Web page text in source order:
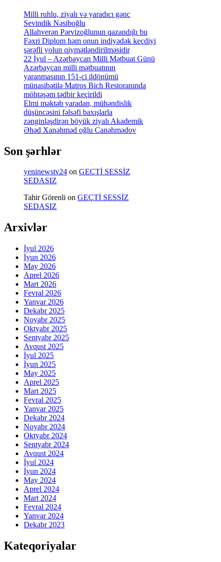
Milli ruhlu, ziyalı və yaradıcı gənc
Sevindik Nəsiboğlu
Allahverən Pərvizoğlunun qazandığı bu
Fəxri Diplom həm onun indiyədək keçdiyi
şərəfli yolun qiymətləndirilməsidir
22 İyul – Azərbaycan Milli Mətbuat Günü
Azərbaycan milli mətbuatının
yaranmasının 151-ci ildönümü
münasibətilə Matros Bich Restoranında
möhtəşəm tədbir keçirildi
Elmi məktəb yaradan, mühəndislik
düşüncəsini fəlsəfi baxışlarla
zənginləşdirən böyük ziyalı Akademik
Əhəd Xanəhməd oğlu Canəhmədov
Son şərhlər
yeninewstv24 on GEÇTİ SESSİZ
SEDASIZ
Tahir Görenli on GEÇTİ SESSİZ
SEDASIZ
Arxivlər
İyul 2026
İyun 2026
May 2026
Aprel 2026
Mart 2026
Fevral 2026
Yanvar 2026
Dekabr 2025
Noyabr 2025
Oktyabr 2025
Sentyabr 2025
Avqust 2025
İyul 2025
İyun 2025
May 2025
Aprel 2025
Mart 2025
Fevral 2025
Yanvar 2025
Dekabr 2024
Noyabr 2024
Oktyabr 2024
Sentyabr 2024
Avqust 2024
İyul 2024
İyun 2024
May 2024
Aprel 2024
Mart 2024
Fevral 2024
Yanvar 2024
Dekabr 2023
Kateqoriyalar